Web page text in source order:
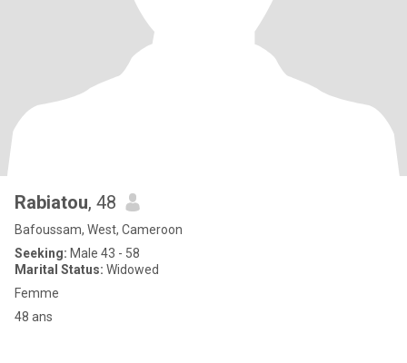
Rabiatou, 48
Bafoussam, West, Cameroon
Seeking: Male 43 - 58
Marital Status: Widowed
Femme
48 ans